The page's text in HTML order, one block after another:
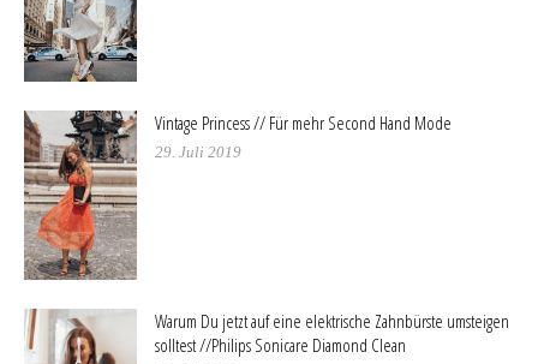
Vintage Princess // Für mehr Second Hand Mode
29. Juli 2019
Warum Du jetzt auf eine elektrische Zahnbürste umsteigen
solltest //Philips Sonicare Diamond Clean